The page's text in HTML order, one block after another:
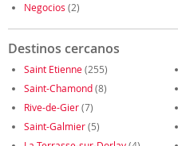
Negocios (2)
Destinos cercanos
Saint Etienne(255)
Saint-Chamond(8)
Rive-de-Gier(7)
Saint-Galmier(5)